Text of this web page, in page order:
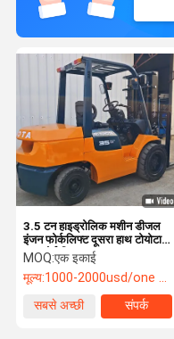
3.5 टन हाइड्रोलिक मशीन डीजल
इंजन फोर्कलिफ्ट दूसरा हाथ टोयोटा
35 फोर्कलिफ्ट
MOQ:एक इकाई
मूल्य:1000-2000usd/one unit
सबसे अच्छी
संपर्क